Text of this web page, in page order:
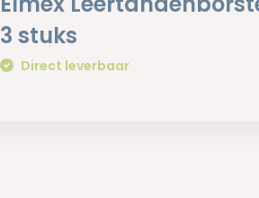
3 stuks
Direct leverbaar